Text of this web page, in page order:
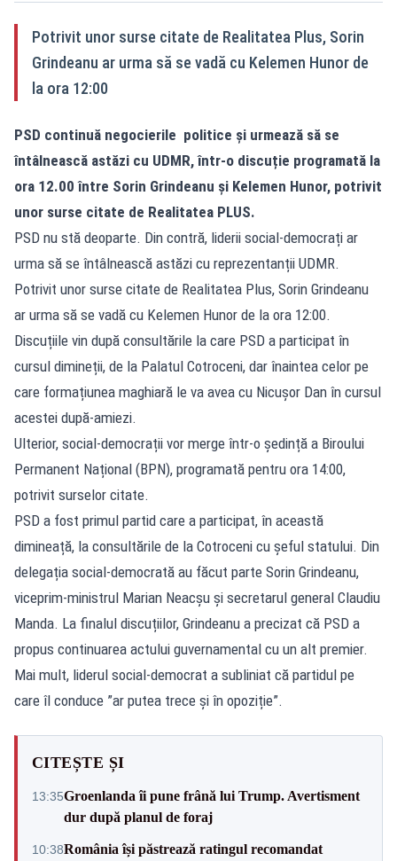
Potrivit unor surse citate de Realitatea Plus, Sorin
Grindeanu ar urma să se vadă cu Kelemen Hunor de
la ora 12:00
PSD continuă negocierile politice și urmează să se
întâlnească astăzi cu UDMR, într-o discuție programată la
ora 12.00 între Sorin Grindeanu și Kelemen Hunor, potrivit
unor surse citate de Realitatea PLUS.
PSD nu stă deoparte. Din contră, liderii social-democrați ar
urma să se întâlnească astăzi cu reprezentanții UDMR.
Potrivit unor surse citate de Realitatea Plus, Sorin Grindeanu
ar urma să se vadă cu Kelemen Hunor de la ora 12:00.
Discuțiile vin după consultările la care PSD a participat în
cursul dimineții, de la Palatul Cotroceni, dar înaintea celor pe
care formațiunea maghiară le va avea cu Nicușor Dan în cursul
acestei după-amiezi.
Ulterior, social-democrații vor merge într-o ședință a Biroului
Permanent Național (BPN), programată pentru ora 14:00,
potrivit surselor citate.
PSD a fost primul partid care a participat, în această
dimineață, la consultările de la Cotroceni cu șeful statului. Din
delegația social-democrată au făcut parte Sorin Grindeanu,
viceprim-ministrul Marian Neacşu şi secretarul general Claudiu
Manda. La finalul discuțiilor, Grindeanu a precizat că PSD a
propus continuarea actului guvernamental cu un alt premier.
Mai mult, liderul social-democrat a subliniat că partidul pe
care îl conduce ”ar putea trece și în opoziție”.
CITEȘTE ȘI
13:35Groenlanda îi pune frână lui Trump. Avertisment
dur după planul de foraj
10:38România își păstrează ratingul recomandat